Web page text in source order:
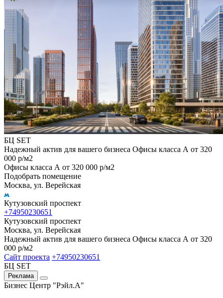
БЦ SET
Надежный актив для вашего бизнеса Офисы класса А от 320
000 р/м2
Офисы класса А от 320 000 р/м2
Подобрать помещение
Москва, ул. Верейская
Кутузовский проспект
+74950230651
Кутузовский проспект
Москва, ул. Верейская
Надежный актив для вашего бизнеса Офисы класса А от 320
000 р/м2
Сайт проекта +74950230651
БЦ SET
Реклама
Бизнес Центр "Рэйл.А"